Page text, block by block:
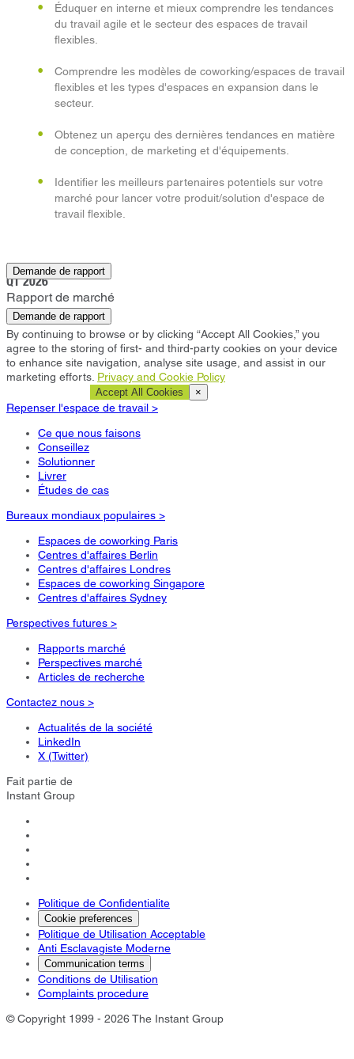
Éduquer en interne et mieux comprendre les tendances
du travail agile et le secteur des espaces de travail
flexibles.
Comprendre les modèles de coworking/espaces de travail
flexibles et les types d'espaces en expansion dans le
secteur.
Obtenez un aperçu des dernières tendances en matière
de conception, de marketing et d'équipements.
Identifier les meilleurs partenaires potentiels sur votre
marché pour lancer votre produit/solution d'espace de
travail flexible.
Demande de rapport
Los Angeles
Q1 2026
Rapport de marché
Demande de rapport
By continuing to browse or by clicking “Accept All Cookies,” you
agree to the storing of first- and third-party cookies on your device
to enhance site navigation, analyse site usage, and assist in our
marketing efforts. Privacy and Cookie Policy
Accept All Cookies ×
Repenser l'espace de travail >
Ce que nous faisons
Conseillez
Solutionner
Livrer
Études de cas
Bureaux mondiaux populaires >
Espaces de coworking Paris
Centres d'affaires Berlin
Centres d'affaires Londres
Espaces de coworking Singapore
Centres d'affaires Sydney
Perspectives futures >
Rapports marché
Perspectives marché
Articles de recherche
Contactez nous >
Actualités de la société
LinkedIn
X (Twitter)
Fait partie de
Instant Group
Politique de Confidentialite
Cookie preferences
Politique de Utilisation Acceptable
Anti Esclavagiste Moderne
Communication terms
Conditions de Utilisation
Complaints procedure
© Copyright 1999 - 2026 The Instant Group